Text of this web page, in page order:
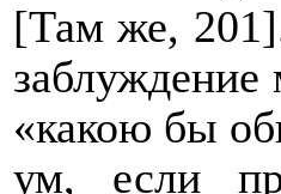
[Там же,
«какою бы
ум, если